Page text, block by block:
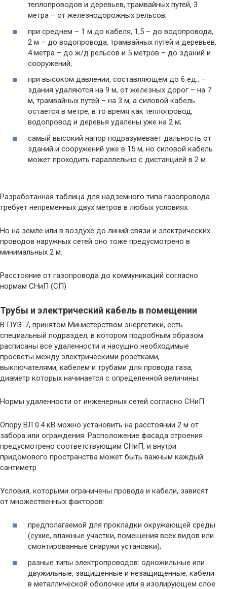
теплопроводов и деревьев, трамвайных путей, 3
метра – от железнодорожных рельсов;
при среднем – 1 м до кабеля, 1,5 – до водопровода,
2 м – до водопровода, трамвайных путей и деревьев,
4 метра – до ж/д рельсов и 5 метров – до зданий и
сооружений;
при высоком давлении, составляющем до 6 ед., –
здания удаляются на 9 м, от железных дорог – на 7
м, трамвайных путей – на 3 м, а силовой кабель
остается в метре, в то время как теплопровод,
водопровод и деревья удалены уже на 2 м;
самый высокий напор подразумевает дальность от
зданий и сооружений уже в 15 м, но силовой кабель
может проходить параллельно с дистанцией в 2 м.
Разработанная таблица для надземного типа газопровода
требует непременных двух метров в любых условиях.
Но на земле или в воздухе до линий связи и электрических
проводов наружных сетей оно тоже предусмотрено в
минимальных 2 м.
Расстояние от газопровода до коммуникаций согласно
нормам СНиП (СП)
Трубы и электрический кабель в помещении
В ПУЭ-7, принятом Министерством энергетики, есть
специальный подраздел, в котором подробным образом
расписаны все удаленности и насущно необходимые
просветы между электрическими розетками,
выключателями, кабелем и трубами для провода газа,
диаметр которых начинается с определенной величины.
Нормы удаленности от инженерных сетей согласно СНиП
Опору ВЛ 0.4 кВ можно установить на расстоянии 2 м от
забора или ограждения. Расположение фасада строения
предусмотрено соответствующим СНиП, и внутри
придомового пространства может быть важным каждый
сантиметр.
Условия, которыми ограничены провода и кабели, зависят
от множественных факторов:
предполагаемой для прокладки окружающей среды
(сухие, влажные участки, помещения всех видов или
смонтированные снаружи установки);
разные типы электропроводов: одножильные или
двужильные, защищенные и незащищенные, кабели
в металлической оболочке или в изолирующем слое